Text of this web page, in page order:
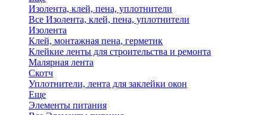
Изолента, клей, пена, уплотнители
Все Изолента, клей, пена, уплотнители
Изолента
Клей, монтажная пена, герметик
Клейкие ленты для строительства и ремонта
Малярная лента
Скотч
Уплотнители, лента для заклейки окон
Еще
Элементы питания